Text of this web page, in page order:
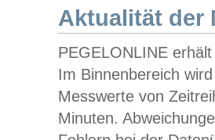
Aktualität der
PEGELONLINE
Im Binnenbereich
Messwerte von
Minuten.